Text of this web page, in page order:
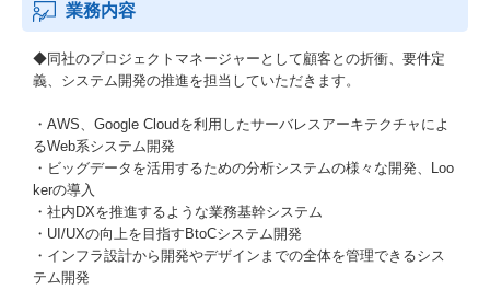
業務内容
◆同社のプロジェクトマネージャーとして顧客との折衝、要件定
義、システム開発の推進を担当していただきます。
・AWS、Google Cloudを利用したサーバレスアーキテクチャによ
るWeb系システム開発
・ビッグデータを活用するための分析システムの様々な開発、Loo
kerの導入
・社内DXを推進するような業務基幹システム
・UI/UXの向上を目指すBtoCシステム開発
・インフラ設計から開発やデザインまでの全体を管理できるシス
テム開発